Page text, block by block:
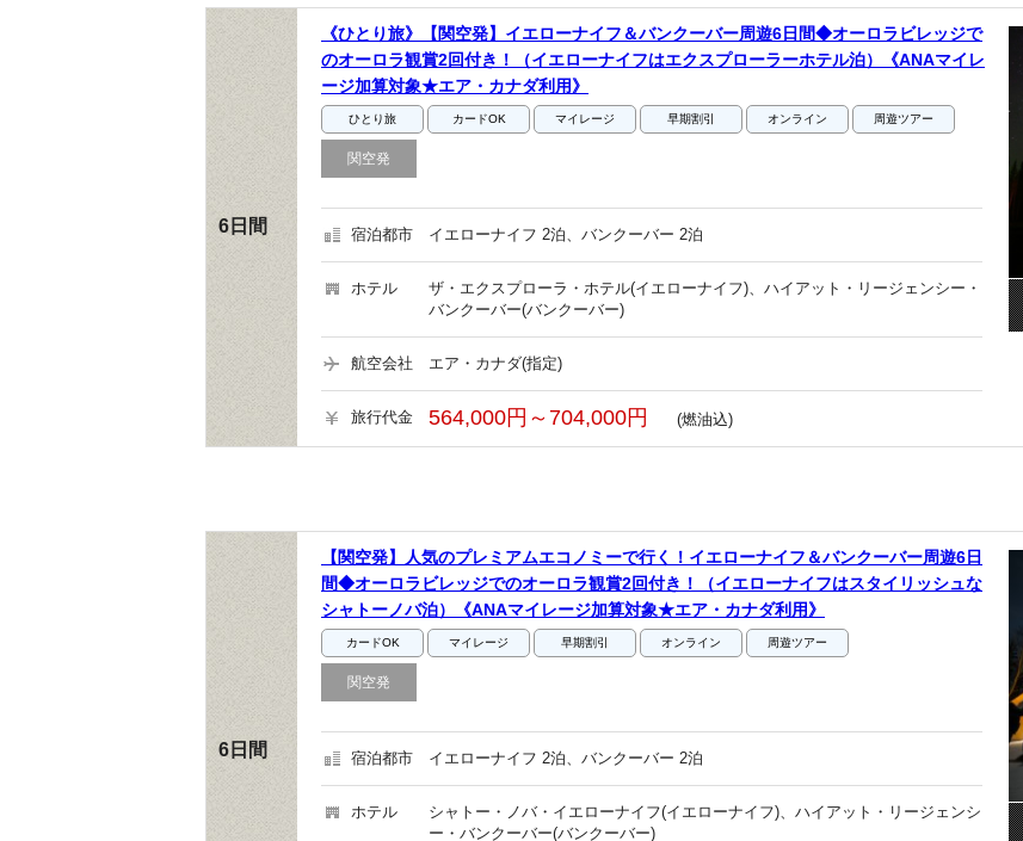
6日間
《ひとり旅》【関空発】イエローナイフ＆バンクーバー周遊6日間◆オーロラビレッジで
のオーロラ観賞2回付き！（イエローナイフはエクスプローラーホテル泊）《ANAマイレ
ージ加算対象★エア・カナダ利用》
ひとり旅 カードOK マイレージ 早期割引 オンライン 周遊ツアー
関空発
宿泊都市 イエローナイフ 2泊、バンクーバー 2泊
ホテル
ザ・エクスプローラ・ホテル(イエローナイフ)、ハイアット・リージェンシー・
バンクーバー(バンクーバー)
航空会社 エア・カナダ(指定)
旅行代金 564,000円～704,000円 (燃油込)
6日間
【関空発】人気のプレミアムエコノミーで行く！イエローナイフ＆バンクーバー周遊6日
間◆オーロラビレッジでのオーロラ観賞2回付き！（イエローナイフはスタイリッシュな
シャトーノバ泊）《ANAマイレージ加算対象★エア・カナダ利用》
カードOK マイレージ 早期割引 オンライン 周遊ツアー
関空発
宿泊都市 イエローナイフ 2泊、バンクーバー 2泊
ホテル
シャトー・ノバ・イエローナイフ(イエローナイフ)、ハイアット・リージェンシ
ー・バンクーバー(バンクーバー)